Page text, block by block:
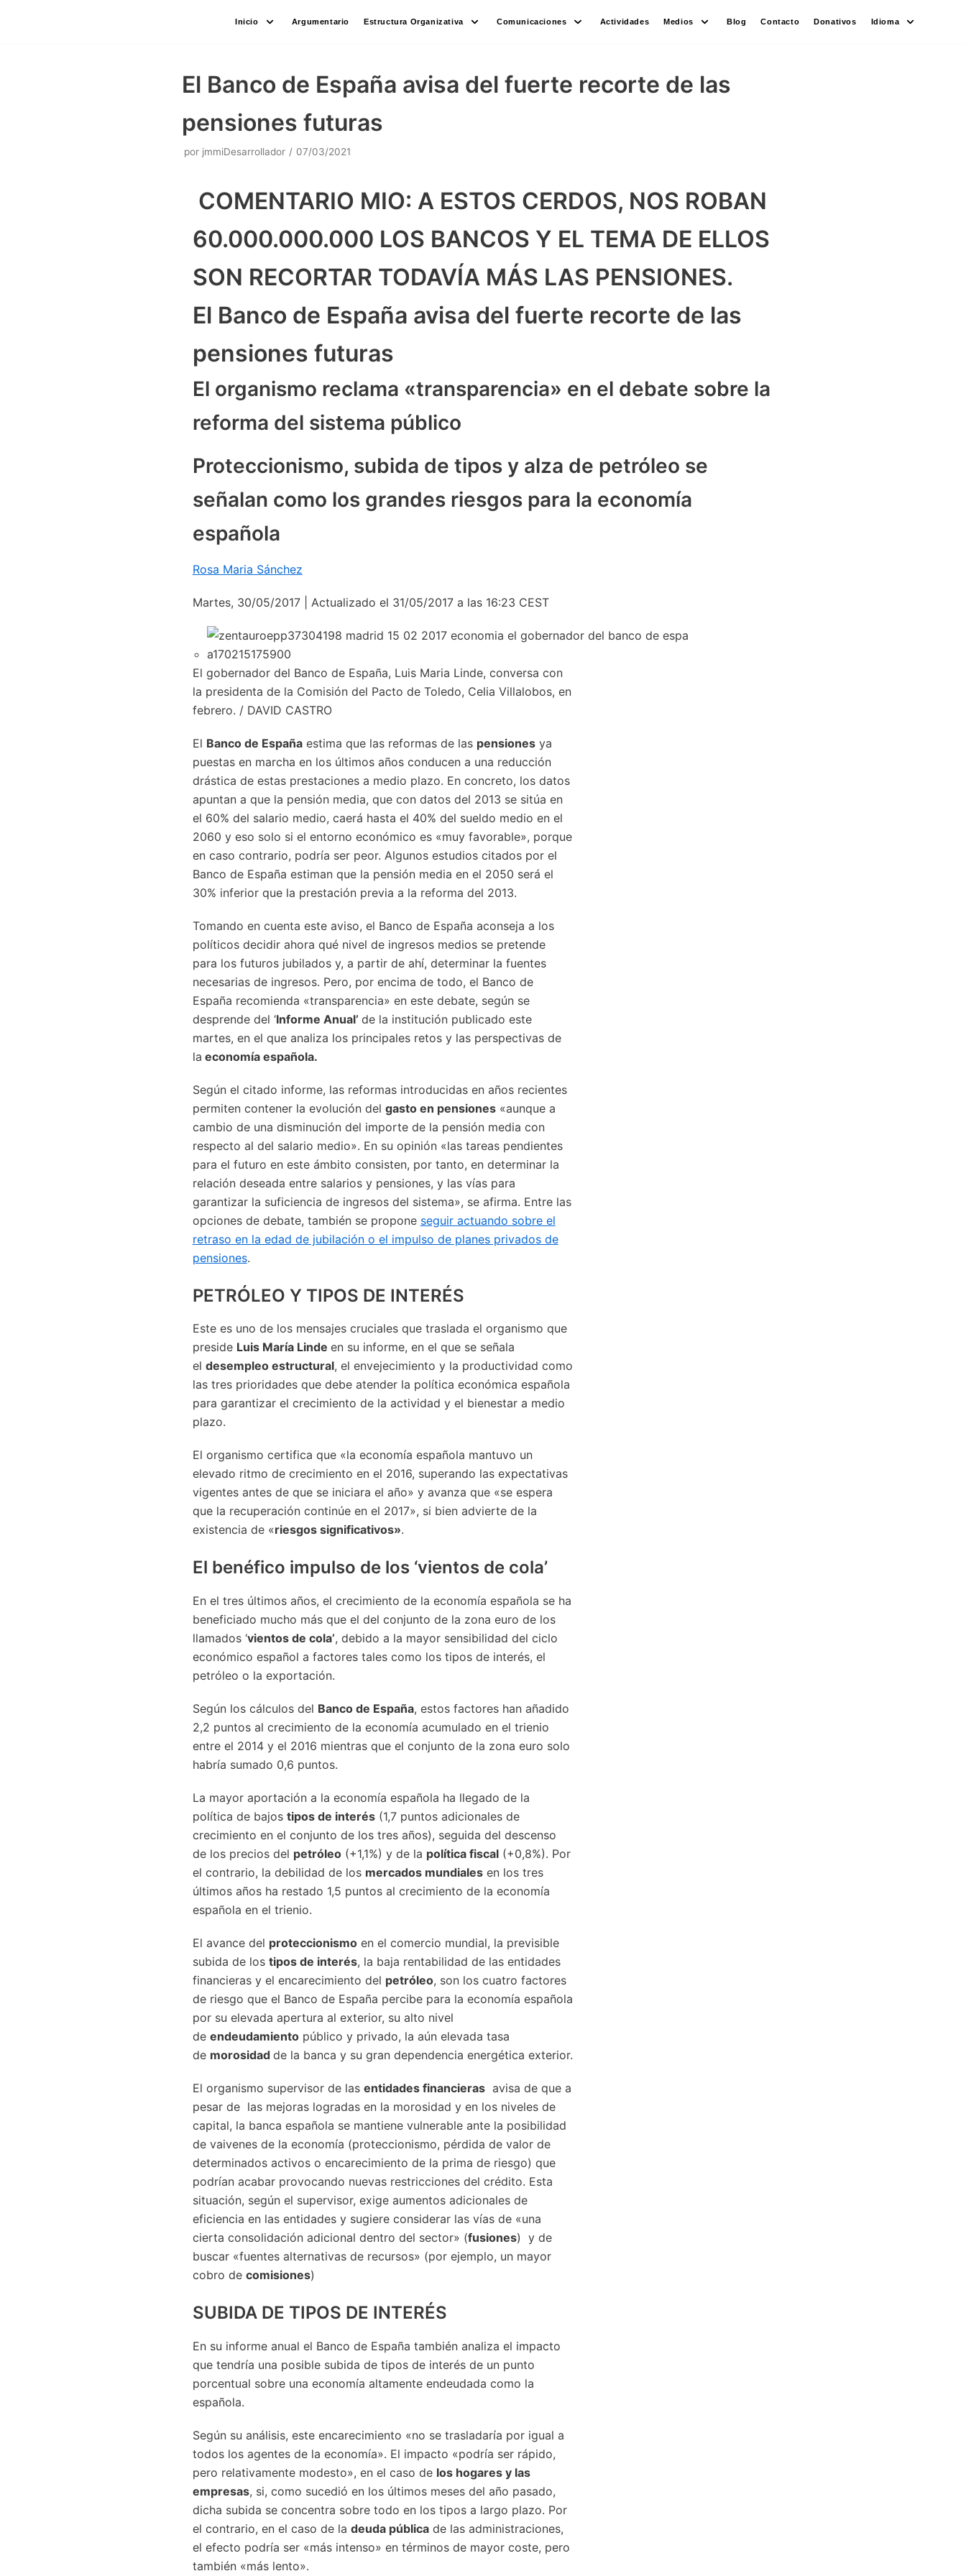
Inicio Argumentario Estructura Organizativa Comunicaciones Actividades Medios Blog Contacto Donativos Idioma
El Banco de España avisa del fuerte recorte de las
pensiones futuras
por jmmiDesarrollador 07/03/2021
COMENTARIO MIO: A ESTOS CERDOS, NOS ROBAN
60.000.000.000 LOS BANCOS Y EL TEMA DE ELLOS
SON RECORTAR TODAVÍA MÁS LAS PENSIONES.
El Banco de España avisa del fuerte recorte de las
pensiones futuras
El organismo reclama «transparencia» en el debate sobre la
reforma del sistema público
Proteccionismo, subida de tipos y alza de petróleo se
señalan como los grandes riesgos para la economía
española
Rosa Maria Sánchez
Martes, 30/05/2017 | Actualizado el 31/05/2017 a las 16:23 CEST
El gobernador del Banco de España, Luis Maria Linde, conversa con
la presidenta de la Comisión del Pacto de Toledo, Celia Villalobos, en
febrero. / DAVID CASTRO
El Banco de Españaestima que las reformas de las pensionesya
puestas en marcha en los últimos años conducen a una reducción
drástica de estas prestaciones a medio plazo. En concreto, los datos
apuntan a que la pensión media, que con datos del 2013 se sitúa en
el 60% del salario medio, caerá hasta el 40% del sueldo medio en el
2060 y eso solo si el entorno económico es «muy favorable», porque
en caso contrario, podría ser peor. Algunos estudios citados por el
Banco de España estiman que la pensión media en el 2050 será el
30% inferior que la prestación previa a la reforma del 2013.
Tomando en cuenta este aviso, el Banco de España aconseja a los
políticos decidir ahora qué nivel de ingresos medios se pretende
para los futuros jubilados y, a partir de ahí, determinar la fuentes
necesarias de ingresos. Pero, por encima de todo, el Banco de
España recomienda «transparencia» en este debate, según se
desprende del ‘Informe Anual’ de la institución publicado este
martes, en el que analiza los principales retos y las perspectivas de
la economía española.
Según el citado informe, las reformas introducidas en años recientes
permiten contener la evolución del gasto en pensiones«aunque a
cambio de una disminución del importe de la pensión media con
respecto al del salario medio». En su opinión «las tareas pendientes
para el futuro en este ámbito consisten, por tanto, en determinar la
relación deseada entre salarios y pensiones, y las vías para
garantizar la suficiencia de ingresos del sistema», se afirma. Entre las
opciones de debate, también se propone seguir actuando sobre el
retraso en la edad de jubilación o el impulso de planes privados de
pensiones.
PETRÓLEO Y TIPOS DE INTERÉS
Este es uno de los mensajes cruciales que traslada el organismo que
preside Luis María Linde en su informe, en el que se señala
el desempleo estructural, el envejecimiento y la productividad como
las tres prioridades que debe atender la política económica española
para garantizar el crecimiento de la actividad y el bienestar a medio
plazo.
El organismo certifica que «la economía española mantuvo un
elevado ritmo de crecimiento en el 2016, superando las expectativas
vigentes antes de que se iniciara el año» y avanza que «se espera
que la recuperación continúe en el 2017», si bien advierte de la
existencia de «riesgos significativos».
El benéfico impulso de los ‘vientos de cola’
En el tres últimos años, el crecimiento de la economía española se ha
beneficiado mucho más que el del conjunto de la zona euro de los
llamados ‘vientos de cola’, debido a la mayor sensibilidad del ciclo
económico español a factores tales como los tipos de interés, el
petróleo o la exportación.
Según los cálculos del Banco de España, estos factores han añadido
2,2 puntos al crecimiento de la economía acumulado en el trienio
entre el 2014 y el 2016 mientras que el conjunto de la zona euro solo
habría sumado 0,6 puntos.
La mayor aportación a la economía española ha llegado de la
política de bajos tipos de interés(1,7 puntos adicionales de
crecimiento en el conjunto de los tres años), seguida del descenso
de los precios del petróleo(+1,1%) y de la política fiscal(+0,8%). Por
el contrario, la debilidad de los mercados mundialesen los tres
últimos años ha restado 1,5 puntos al crecimiento de la economía
española en el trienio.
El avance del proteccionismoen el comercio mundial, la previsible
subida de los tipos de interés, la baja rentabilidad de las entidades
financieras y el encarecimiento del petróleo, son los cuatro factores
de riesgo que el Banco de España percibe para la economía española
por su elevada apertura al exterior, su alto nivel
de endeudamientopúblico y privado, la aún elevada tasa
de morosidad de la banca y su gran dependencia energética exterior.
El organismo supervisor de las entidades financierasavisa de que a
pesar de las mejoras logradas en la morosidad y en los niveles de
capital, la banca española se mantiene vulnerable ante la posibilidad
de vaivenes de la economía (proteccionismo, pérdida de valor de
determinados activos o encarecimiento de la prima de riesgo) que
podrían acabar provocando nuevas restricciones del crédito. Esta
situación, según el supervisor, exige aumentos adicionales de
eficiencia en las entidades y sugiere considerar las vías de «una
cierta consolidación adicional dentro del sector» (fusiones) y de
buscar «fuentes alternativas de recursos» (por ejemplo, un mayor
cobro de comisiones)
SUBIDA DE TIPOS DE INTERÉS
En su informe anual el Banco de España también analiza el impacto
que tendría una posible subida de tipos de interés de un punto
porcentual sobre una economía altamente endeudada como la
española.
Según su análisis, este encarecimiento «no se trasladaría por igual a
todos los agentes de la economía». El impacto «podría ser rápido,
pero relativamente modesto», en el caso de los hogares y las
empresas, si, como sucedió en los últimos meses del año pasado,
dicha subida se concentra sobre todo en los tipos a largo plazo. Por
el contrario, en el caso de la deuda públicade las administraciones,
el efecto podría ser «más intenso» en términos de mayor coste, pero
también «más lento».